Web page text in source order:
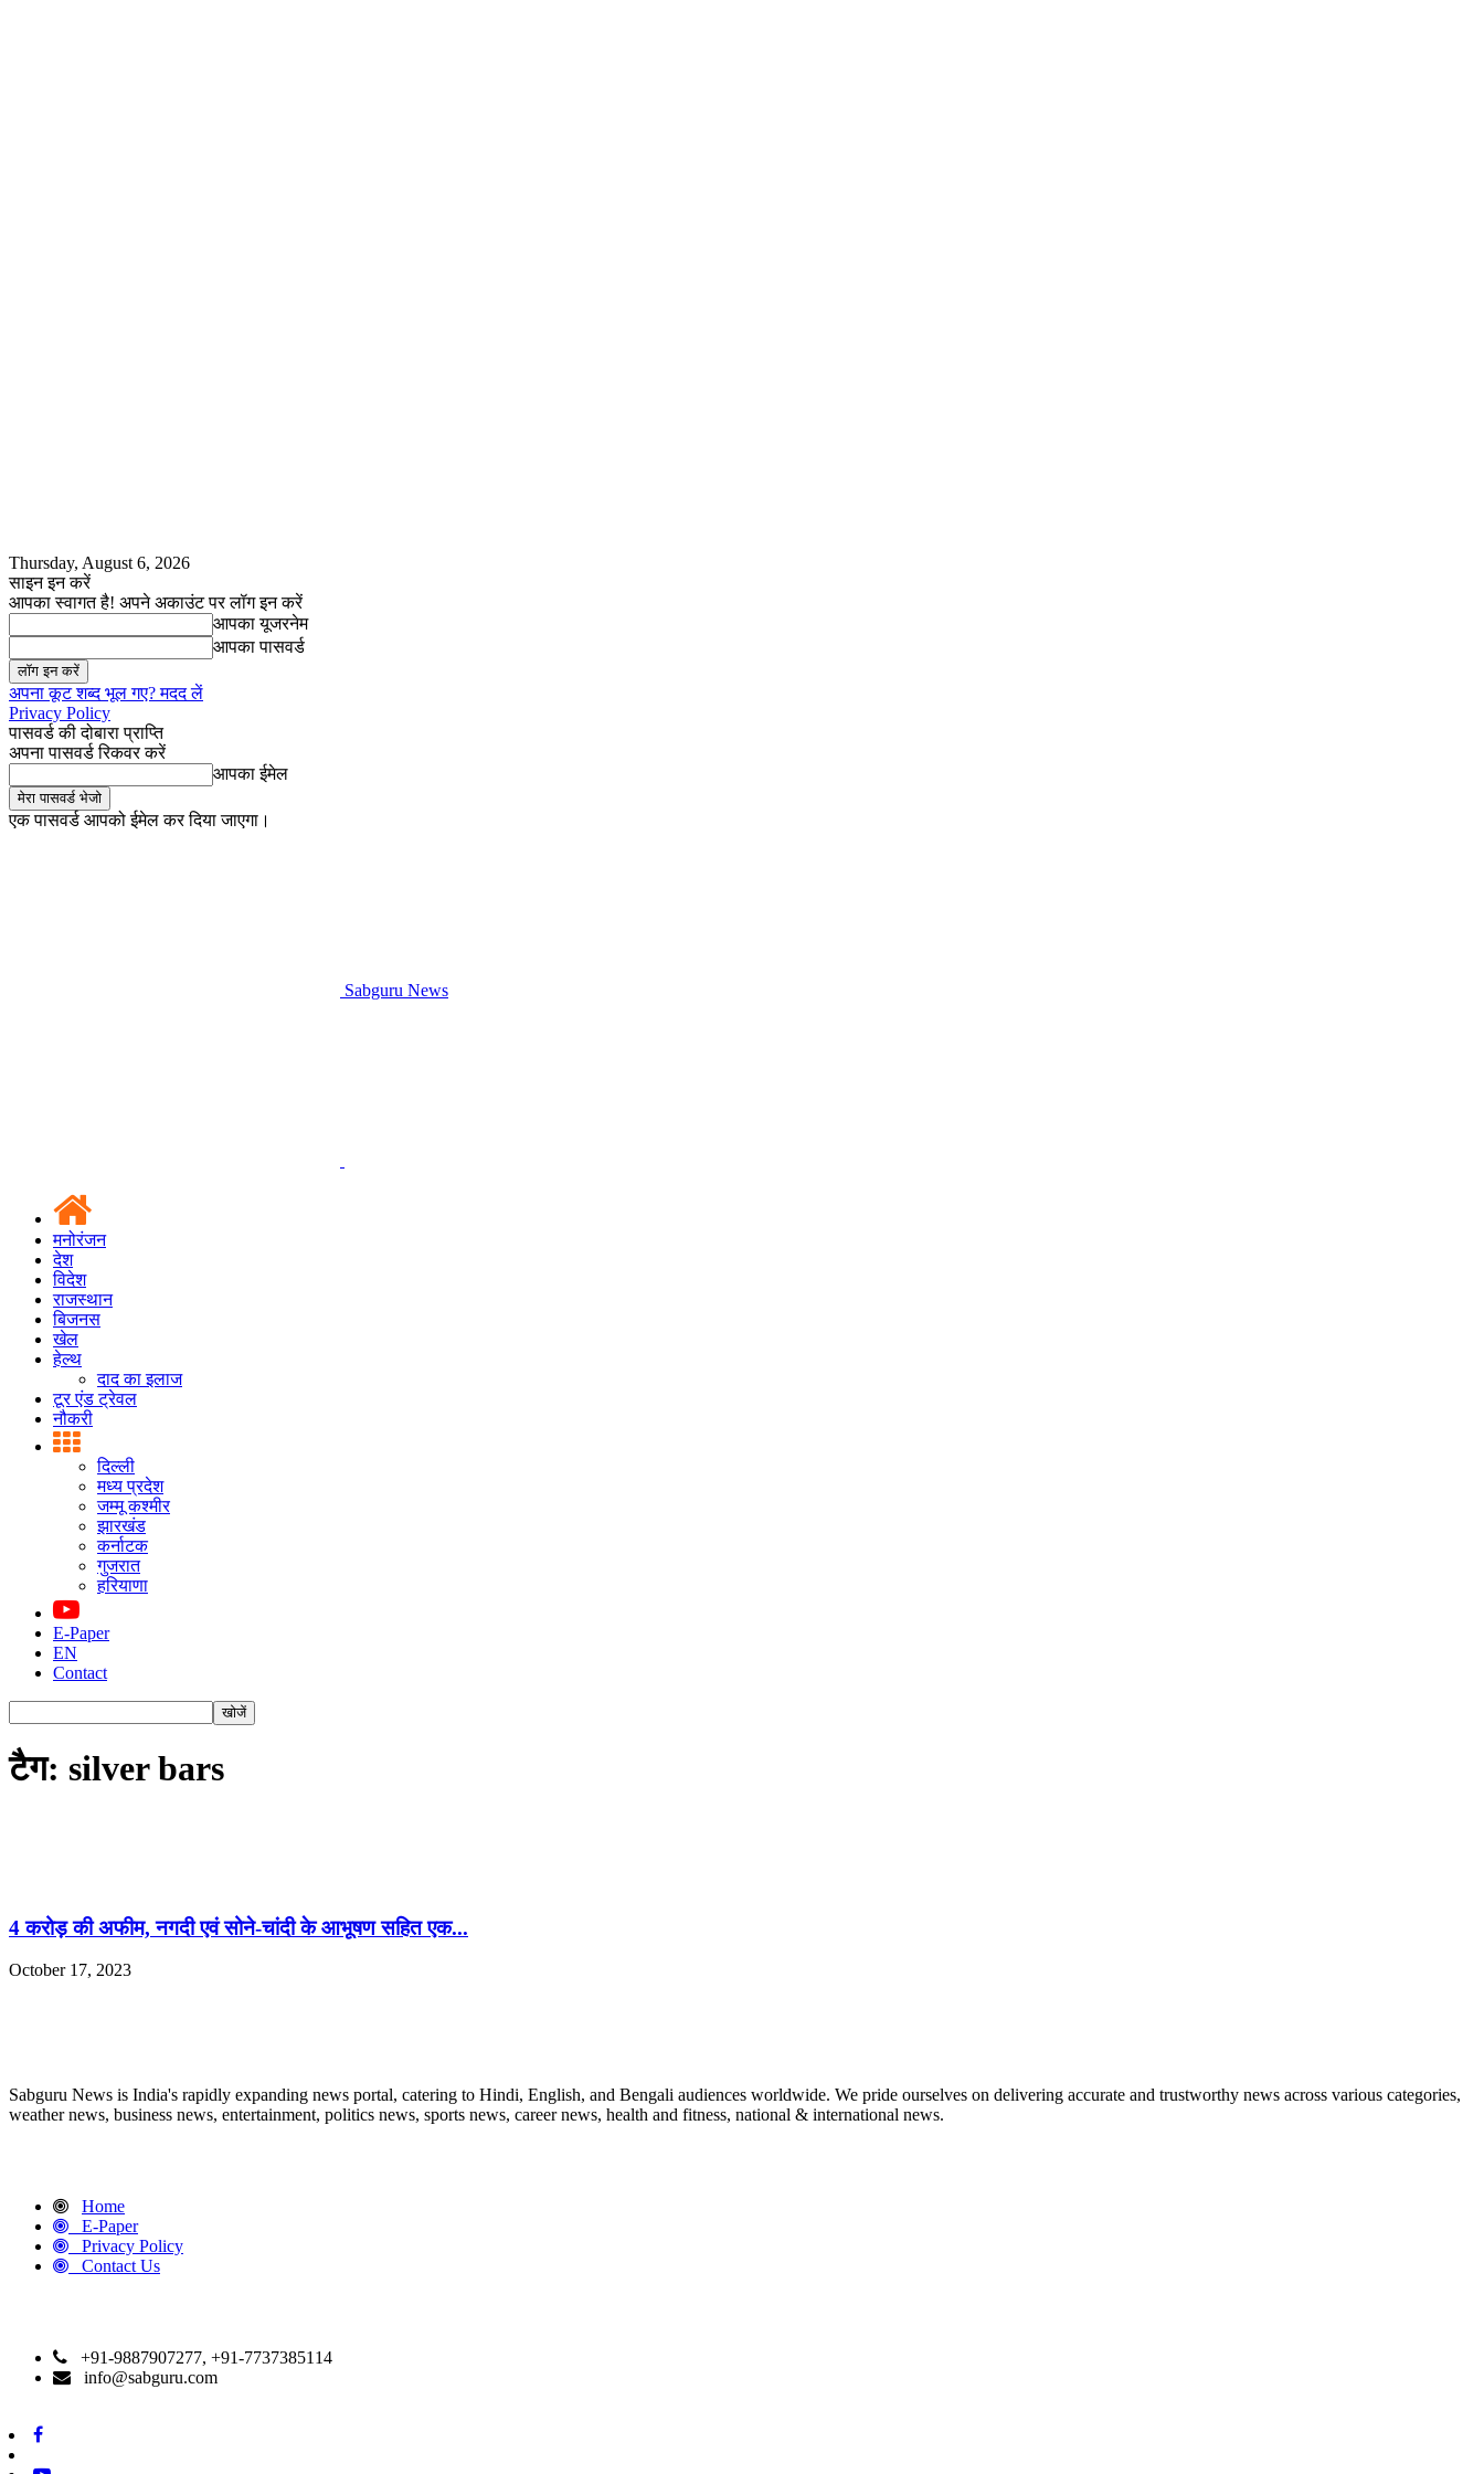
Thursday, August 6, 2026
साइन इन करें
आपका स्वागत है! अपने अकाउंट पर लॉग इन करें
आपका यूजरनेम
आपका पासवर्ड
अपना कूट शब्द भूल गए? मदद लें
Privacy Policy
पासवर्ड की दोबारा प्राप्ति
अपना पासवर्ड रिकवर करें
आपका ईमेल
एक पासवर्ड आपको ईमेल कर दिया जाएगा।
Sabguru News
मनोरंजन
देश
विदेश
राजस्थान
बिजनस
खेल
हेल्थ
दाद का इलाज
टूर एंड ट्रेवल
नौकरी
दिल्ली
मध्य प्रदेश
जम्मू कश्मीर
झारखंड
कर्नाटक
गुजरात
हरियाणा
E-Paper
EN
Contact
टैग: silver bars
4 करोड़ की अफीम, नगदी एवं सोने-चांदी के आभूषण सहित एक...
October 17, 2023
Sabguru News is India's rapidly expanding news portal, catering to Hindi, English, and Bengali audiences worldwide. We pride ourselves on delivering accurate and trustworthy news across various categories,
weather news, business news, entertainment, politics news, sports news, career news, health and fitness, national & international news.
Home
E-Paper
Privacy Policy
Contact Us
+91-9887907277, +91-7737385114
info@sabguru.com